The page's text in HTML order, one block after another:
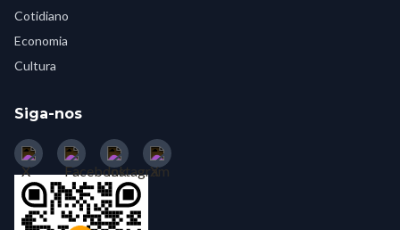
Cotidiano
Economia
Cultura
Siga-nos